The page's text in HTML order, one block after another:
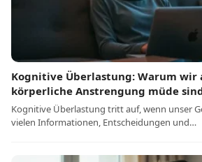
Kognitive Überlastung: Warum wir
körperliche Anstrengung müde
Kognitive Überlastung tritt auf, wenn unser
vielen Informationen, Entscheidungen und…